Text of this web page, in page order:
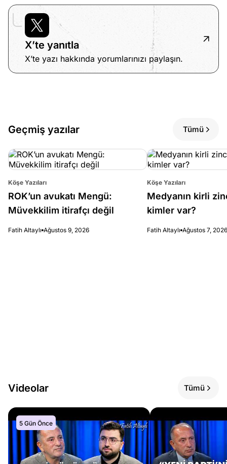
X’te yanıtla
X’te yazı hakkında yorumlarınızı paylaşın.
Geçmiş yazılar Tümü
Köşe Yazıları
ROK’un avukatı Mengü:
Müvekkilim itirafçı değil
Fatih Altaylı Ağustos 9, 2026
Köşe Yazıları
Medyanın kirli
kimler var?
Fatih Altaylı Ağustos 7, 2026
Videolar Tümü
5 Gün Önce